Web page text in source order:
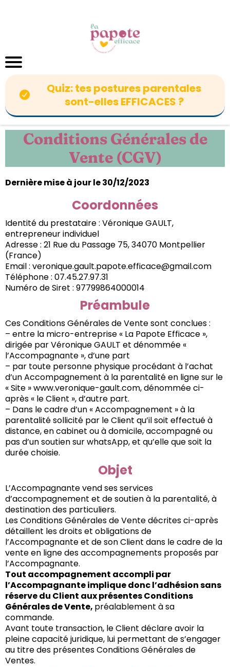
Quiz: tes postures parentales
sont-elles EFFICACES ?
Conditions Générales de
Vente (CGV)
Dernière mise à jour le 30/12/2023
Coordonnées
Identité du prestataire : Véronique GAULT,
entrepreneur individuel
Adresse : 21 Rue du Passage 75, 34070 Montpellier
(France)
Email : veronique.gault.papote.efficace@gmail.com
Téléphone : 07.45.27.97.31
Numéro de Siret : 97799864000014
Préambule
Ces Conditions Générales de Vente sont conclues :
– entre la micro-entreprise « La Papote Efficace »,
dirigée par Véronique GAULT et dénommée «
l’Accompagnante », d’une part
– par toute personne physique procédant à l’achat
d’un Accompagnement à la parentalité en ligne sur le
« Site »www.veronique-gault.com, dénommée ci-
après « le Client », d’autre part.
– Dans le cadre d’un « Accompagnement » à la
parentalité sollicité par le Client qu’il soit effectué à
distance, en cabinet ou à domicile, accompagné ou
pas d’un soutien sur whatsApp, et qu’elle que soit la
durée choisie.
Objet
L’Accompagnante vend ses services
d’accompagnement et de soutien à la parentalité, à
destination des particuliers.
Les Conditions Générales de Vente décrites ci-après
détaillent les droits et obligations de
l’Accompagnante et de son Client dans le cadre de la
vente en ligne des accompagnements proposés par
l’Accompagnante.
Tout accompagnement accompli par
l’Accompagnante implique donc l’adhésion sans
réserve du Client aux présentes Conditions
Générales de Vente, préalablement à sa
commande.
Avant toute transaction, le Client déclare avoir la
pleine capacité juridique, lui permettant de s’engager
au titre des présentes Conditions Générales de
Ventes.